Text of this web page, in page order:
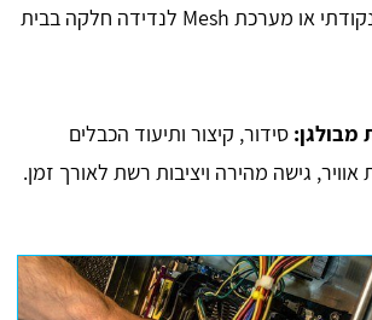
טווח לשיפור נקודתי או מערכת Mesh לנדידה חלקה בבית
מבולגן: סידור, קיצור ותיעוד הכבלים
אוויר, גישה מהירה ויציבות רשת לאורך זמן.